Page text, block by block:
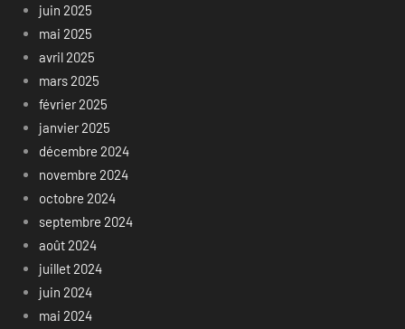
juin 2025
mai 2025
avril 2025
mars 2025
février 2025
janvier 2025
décembre 2024
novembre 2024
octobre 2024
septembre 2024
août 2024
juillet 2024
juin 2024
mai 2024